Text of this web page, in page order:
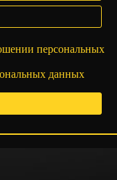
персональных
данных